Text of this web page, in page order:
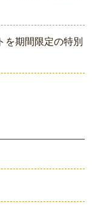
を期間限定の特別